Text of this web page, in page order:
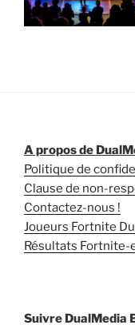
A propos de
Politique de
Clause de non-
Contactez-nous !
Joueurs Fortnite
Résultats Fortnite-
Suivre DualMedia